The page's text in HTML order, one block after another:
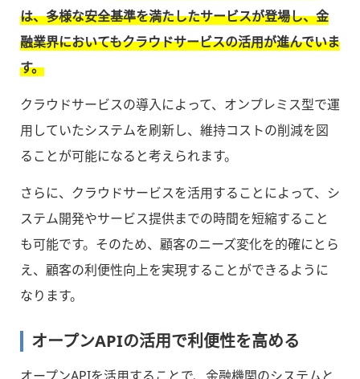
は、多様な安全基準を満たしたサービスが登場し、金
融業界においてもクラウドサービスの活用が進んでいま
す。
クラウドサービスの導入によって、オンプレミス型で運
用していたシステムを刷新し、維持コストの削減を図
ることが可能になると考えられます。
さらに、クラウドサービスを活用することによって、シ
ステム開発やサービス提供までの時間を短縮すること
も可能です。そのため、顧客のニーズ変化を的確にとら
え、顧客の利便性向上を実現することができるように
なります。
オープンAPIの活用で利便性を高める